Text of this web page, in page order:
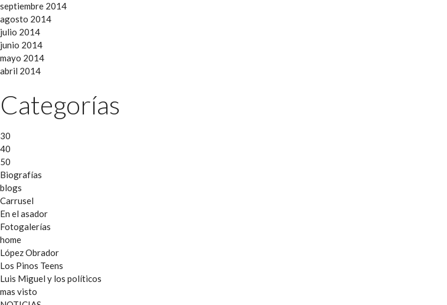
septiembre 2014
agosto 2014
julio 2014
junio 2014
mayo 2014
abril 2014
Categorías
30
40
50
Biografías
blogs
Carrusel
En el asador
Fotogalerías
home
López Obrador
Los Pinos Teens
Luis Miguel y los políticos
mas visto